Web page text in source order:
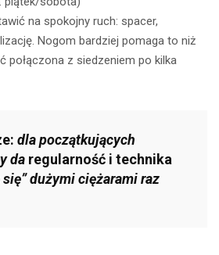
na spokojny ruch: spacer,
Nogom bardziej pomaga to niż
połączona z siedzeniem po kilka
dla początkujących
da regularność i technika
dużymi ciężarami raz